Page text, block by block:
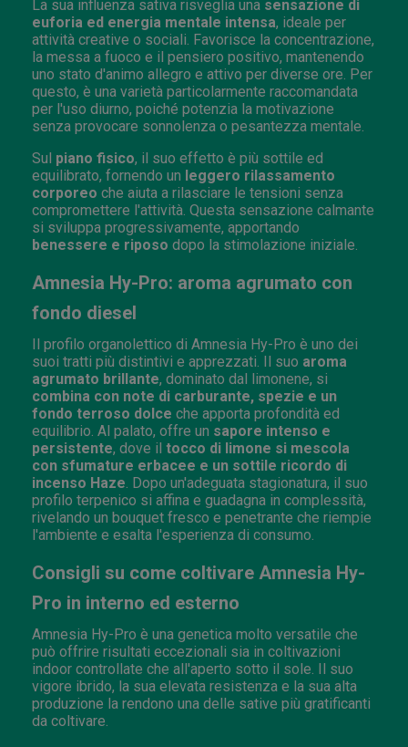
La sua influenza sativa risveglia una sensazione di
euforia ed energia mentale intensa, ideale per
attività creative o sociali. Favorisce la concentrazione,
la messa a fuoco e il pensiero positivo, mantenendo
uno stato d'animo allegro e attivo per diverse ore. Per
questo, è una varietà particolarmente raccomandata
per l'uso diurno, poiché potenzia la motivazione
senza provocare sonnolenza o pesantezza mentale.
Sul piano fisico, il suo effetto è più sottile ed
equilibrato, fornendo un leggero rilassamento
corporeo che aiuta a rilasciare le tensioni senza
compromettere l'attività. Questa sensazione calmante
si sviluppa progressivamente, apportando
benessere e riposo dopo la stimolazione iniziale.
Amnesia Hy-Pro: aroma agrumato con
fondo diesel
Il profilo organolettico di Amnesia Hy-Pro è uno dei
suoi tratti più distintivi e apprezzati. Il suo aroma
agrumato brillante, dominato dal limonene, si
combina con note di carburante, spezie e un
fondo terroso dolce che apporta profondità ed
equilibrio. Al palato, offre un sapore intenso e
persistente, dove il tocco di limone si mescola
con sfumature erbacee e un sottile ricordo di
incenso Haze . Dopo un'adeguata stagionatura, il suo
profilo terpenico si affina e guadagna in complessità,
rivelando un bouquet fresco e penetrante che riempie
l'ambiente e esalta l'esperienza di consumo.
Consigli su come coltivare Amnesia Hy-
Pro in interno ed esterno
Amnesia Hy-Pro è una genetica molto versatile che
può offrire risultati eccezionali sia in coltivazioni
indoor controllate che all'aperto sotto il sole. Il suo
vigore ibrido, la sua elevata resistenza e la sua alta
produzione la rendono una delle sative più gratificanti
da coltivare.